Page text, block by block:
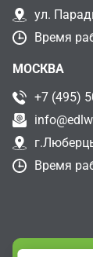
ул.
Время
МОСКВА
+7 (495)
Время